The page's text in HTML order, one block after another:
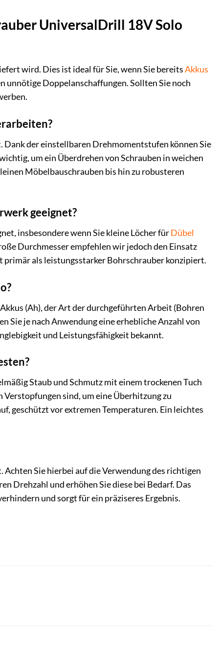
UniversalDrill 18V Solo
wird. Dies ist ideal für Sie, wenn Sie bereitsAkkus
unnötige Doppelanschaffungen. Sollten Sie noch
der einstellbaren Drehmomentstufen können Sie
um ein Überdrehen von Schrauben in weichen
Möbelbauschrauben bis hin zu robusteren
geeignet?
insbesondere wenn Sie kleine Löcher fürDübel
Durchmesser empfehlen wir jedoch den Einsatz
primär als leistungsstarker Bohrschrauber konzipiert.
(Ah), der Art der durchgeführten Arbeit (Bohren
Sie je nach Anwendung eine erhebliche Anzahl von
und Leistungsfähigkeit bekannt.
Staub und Schmutz mit einem trockenen Tuch
sind, um eine Überhitzung zu
geschützt vor extremen Temperaturen. Ein leichtes
Sie hierbei auf die Verwendung des richtigen
Drehzahl und erhöhen Sie diese bei Bedarf. Das
und sorgt für ein präziseres Ergebnis.